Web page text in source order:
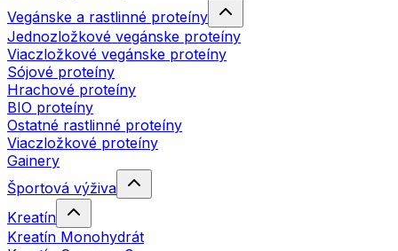
Vegánske a rastlinné proteíny
Jednozložkové vegánske proteíny
Viaczložkové vegánske proteíny
Sójové proteíny
Hrachové proteíny
BIO proteíny
Ostatné rastlinné proteíny
Viaczložkové proteíny
Gainery
Športová výživa
Kreatín
Kreatín Monohydrát